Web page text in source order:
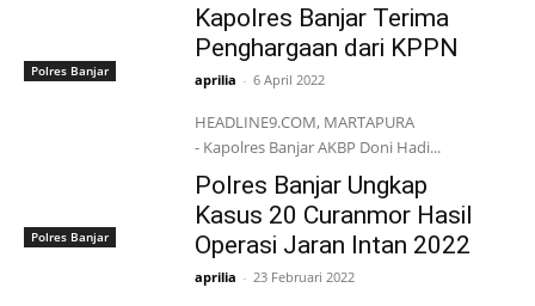
Polres Banjar
Kapolres Banjar Terima
Penghargaan dari KPPN
aprilia - 6 April 2022
HEADLINE9.COM, MARTAPURA
- Kapolres Banjar AKBP Doni Hadi...
Polres Banjar
Polres Banjar Ungkap
Kasus 20 Curanmor Hasil
Operasi Jaran Intan 2022
aprilia - 23 Februari 2022